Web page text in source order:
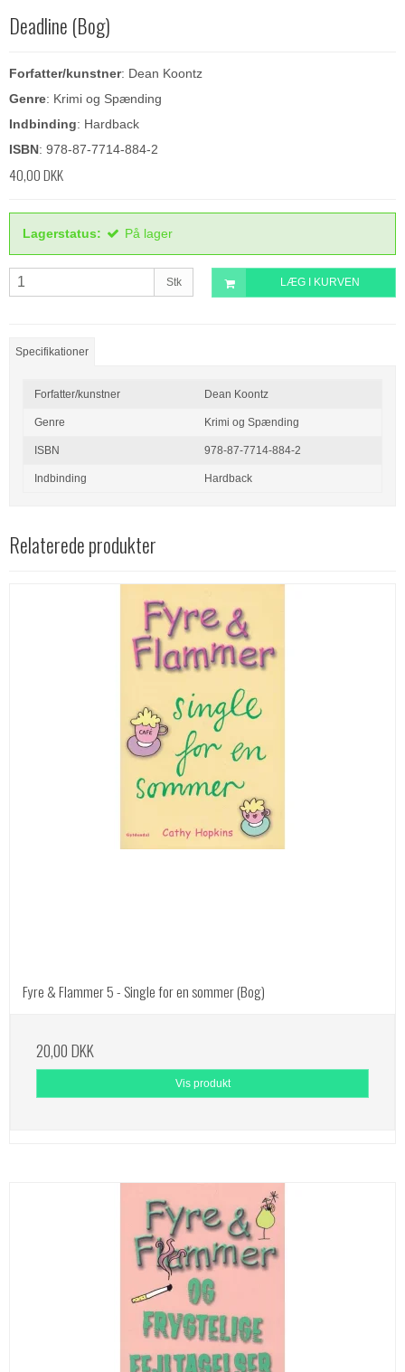
Deadline (Bog)
Forfatter/kunstner: Dean Koontz
Genre: Krimi og Spænding
Indbinding: Hardback
ISBN: 978-87-7714-884-2
40,00 DKK
Lagerstatus: På lager
Stk LÆG I KURVEN
Specifikationer
Forfatter/kunstner Dean Koontz
Genre Krimi og Spænding
ISBN 978-87-7714-884-2
Indbinding Hardback
Relaterede produkter
Fyre & Flammer 5 - Single for en sommer (Bog)
20,00 DKK
Vis produkt